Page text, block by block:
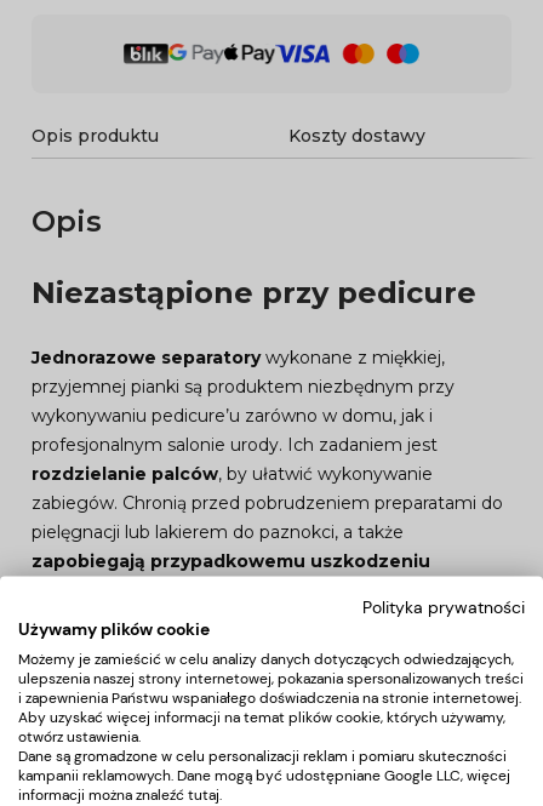
Opis produktu Koszty dostawy
Opis
Niezastąpione przy pedicure
Jednorazowe separatorywykonane z miękkiej,
przyjemnej pianki są produktem niezbędnym przy
wykonywaniu pedicure’u zarówno w domu, jak i
profesjonalnym salonie urody. Ich zadaniem jest
rozdzielanie palców, by ułatwić wykonywanie
zabiegów. Chronią przed pobrudzeniem preparatami do
pielęgnacji lub lakierem do paznokci, a także
zapobiegają przypadkowemu uszkodzeniu
Komfort podczas pielęgnacji
stóp
Giętki, różowy separator w kształcie serc jest wygodny w
użyciu,świetnie dopasowuje się do palcówi ich nie
Polityka prywatności
Używamy plików cookie
Możemy je zamieścić w celu analizy danych dotyczących odwiedzających,
ulepszenia naszej strony internetowej, pokazania spersonalizowanych treści
i zapewnienia Państwu wspaniałego doświadczenia na stronie internetowej.
Aby uzyskać więcej informacji na temat plików cookie, których używamy,
otwórz ustawienia.
Dane są gromadzone w celu personalizacji reklam i pomiaru skuteczności
kampanii reklamowych. Dane mogą być udostępniane Google LLC, więcej
informacji można znaleźć tutaj.